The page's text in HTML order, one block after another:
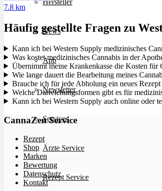
Hersteller
News
App
Newsletter
Services
Ärzte Service
Rezept Service
7.8 km
Häufig gestellte Fragen zu
Kann ich bei Western Supply medizinisches
Was kostet medizinisches Cannabis in der
Übernimmt meine Krankenkasse die Kosten für
Wie lange dauert die Bearbeitung meines
Brauche ich für jede Abholung ein neues
Welche Darreichungsformen gibt es für
Kann ich bei Western Supply auch online oder
CannaZen Service
Rezept
Shop
Marken
Bewertung
Datenschutz
Kontakt